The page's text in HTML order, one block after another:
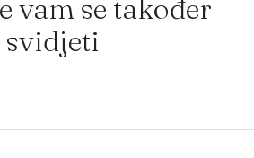
vam se također
svidjeti